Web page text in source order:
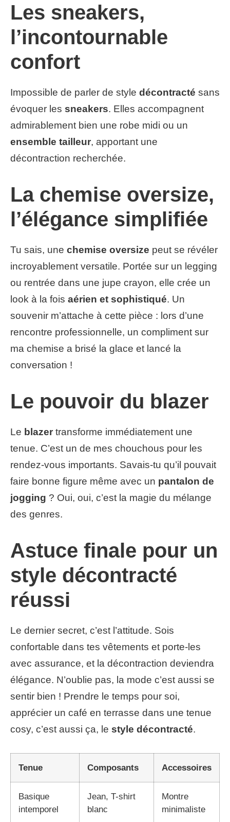
Les sneakers,
l’incontournable
confort
Impossible de parler de style décontracté sans
évoquer les sneakers. Elles accompagnent
admirablement bien une robe midi ou un
ensemble tailleur, apportant une
décontraction recherchée.
La chemise oversize,
l’élégance simplifiée
Tu sais, une chemise oversize peut se révéler
incroyablement versatile. Portée sur un legging
ou rentrée dans une jupe crayon, elle crée un
look à la fois aérien et sophistiqué. Un
souvenir m’attache à cette pièce : lors d’une
rencontre professionnelle, un compliment sur
ma chemise a brisé la glace et lancé la
conversation !
Le pouvoir du blazer
Le blazer transforme immédiatement une
tenue. C’est un de mes chouchous pour les
rendez-vous importants. Savais-tu qu’il pouvait
faire bonne figure même avec un pantalon de
jogging ? Oui, oui, c’est la magie du mélange
des genres.
Astuce finale pour un
style décontracté
réussi
Le dernier secret, c’est l’attitude. Sois
confortable dans tes vêtements et porte-les
avec assurance, et la décontraction deviendra
élégance. N’oublie pas, la mode c’est aussi se
sentir bien ! Prendre le temps pour soi,
apprécier un café en terrasse dans une tenue
cosy, c’est aussi ça, le style décontracté.
Tenue Composants Accessoires
Basique
intemporel
Jean, T-shirt
blanc
Montre
minimaliste